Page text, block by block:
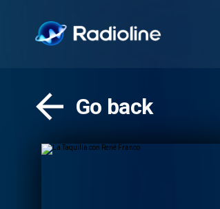
Go back